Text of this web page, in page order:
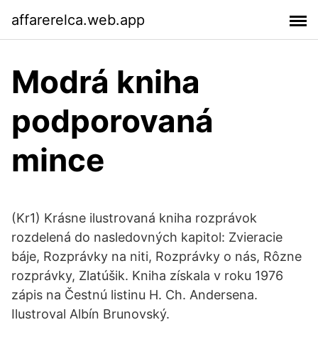
affarerelca.web.app
Modrá kniha
podporovaná
mince
(Kr1) Krásne ilustrovaná kniha rozprávok
rozdelená do nasledovných kapitol: Zvieracie
báje, Rozprávky na niti, Rozprávky o nás, Rôzne
rozprávky, Zlatúšik. Kniha získala v roku 1976
zápis na Čestnú listinu H. Ch. Andersena.
Ilustroval Albín Brunovský.